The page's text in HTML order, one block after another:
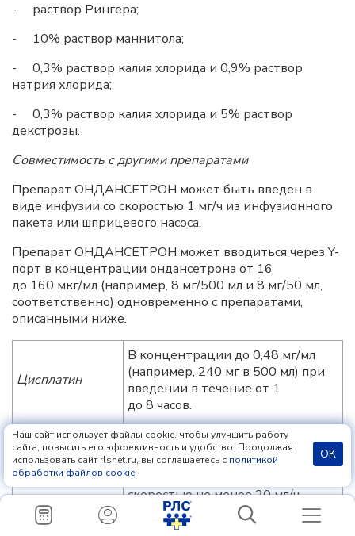
- раствор Рингера;
- 10% раствор маннитола;
- 0,3% раствор калия хлорида и 0,9% раствор
натрия хлорида;
- 0,3% раствор калия хлорида и 5% раствор
декстрозы.
Совместимость с другими препаратами
Препарат ОНДАНСЕТРОН может быть введен в
виде инфузии со скоростью 1 мг/ч из инфузионного
пакета или шприцевого насоса.
Препарат ОНДАНСЕТРОН может вводиться через Y-
порт в концентрации ондансетрона от 16
до 160 мкг/мл (например, 8 мг/500 мл и 8 мг/50 мл,
соответственно) одновременно с препаратами,
описанными ниже.
Цисплатин
В концентрации до 0,48 мг/мл
(например, 240 мг в 500 мл) при
введении в течение от 1
до 8 часов.
В концентрации до 0,8 мг/мл
(например, 240 мг г в 3 л или
400 мг в 500 мл) при введении со
скоростью не менее 20 мл/ч
(500 мл/24 часа). Более высокие
концентрации фторурацила
Наш сайт использует файлы cookie, чтобы улучшить работу
сайта, повысить его эффективность и удобство. Продолжая
использовать сайт rlsnet.ru, вы соглашаетесь с политикой
обработки файлов cookie.
ОК